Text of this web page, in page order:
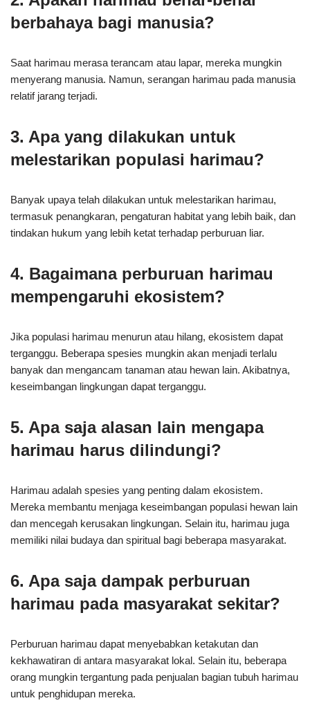
berbahaya bagi manusia?
Saat harimau merasa terancam atau lapar, mereka mungkin
menyerang manusia. Namun, serangan harimau pada manusia
relatif jarang terjadi.
3. Apa yang dilakukan untuk
melestarikan populasi harimau?
Banyak upaya telah dilakukan untuk melestarikan harimau,
termasuk penangkaran, pengaturan habitat yang lebih baik, dan
tindakan hukum yang lebih ketat terhadap perburuan liar.
4. Bagaimana perburuan harimau
mempengaruhi ekosistem?
Jika populasi harimau menurun atau hilang, ekosistem dapat
terganggu. Beberapa spesies mungkin akan menjadi terlalu
banyak dan mengancam tanaman atau hewan lain. Akibatnya,
keseimbangan lingkungan dapat terganggu.
5. Apa saja alasan lain mengapa
harimau harus dilindungi?
Harimau adalah spesies yang penting dalam ekosistem.
Mereka membantu menjaga keseimbangan populasi hewan lain
dan mencegah kerusakan lingkungan. Selain itu, harimau juga
memiliki nilai budaya dan spiritual bagi beberapa masyarakat.
6. Apa saja dampak perburuan
harimau pada masyarakat sekitar?
Perburuan harimau dapat menyebabkan ketakutan dan
kekhawatiran di antara masyarakat lokal. Selain itu, beberapa
orang mungkin tergantung pada penjualan bagian tubuh harimau
untuk penghidupan mereka.